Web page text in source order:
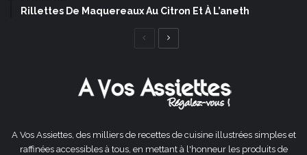
Rillettes De Maquereaux Au Citron Et À L’aneth
Page
A Vos Assiettes, des milliers de recettes de cuisine illustrées simples et
raffinées accessibles à tous, en mettant à l'honneur les produits de